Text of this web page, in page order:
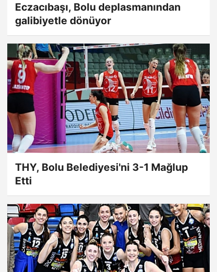
Eczacıbaşı, Bolu deplasmanından
galibiyetle dönüyor
THY, Bolu Belediyesi'ni 3-1 Mağlup
Etti